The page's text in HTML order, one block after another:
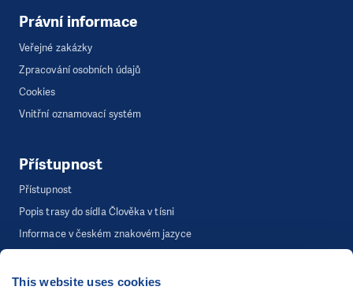
This website uses cookies
Právní informace
Veřejné zakázky
Zpracování osobních údajů
Cookies
Vnitřní oznamovací systém
Přístupnost
Přístupnost
Popis trasy do sídla Člověka v tísni
Informace v českém znakovém jazyce